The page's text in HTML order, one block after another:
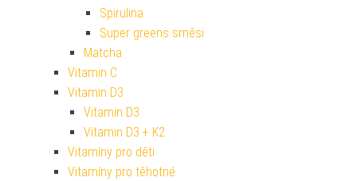
Spirulina
Super greens směsi
Matcha
Vitamin C
Vitamin D3
Vitamin D3
Vitamin D3 + K2
Vitamíny pro děti
Vitamíny pro těhotné